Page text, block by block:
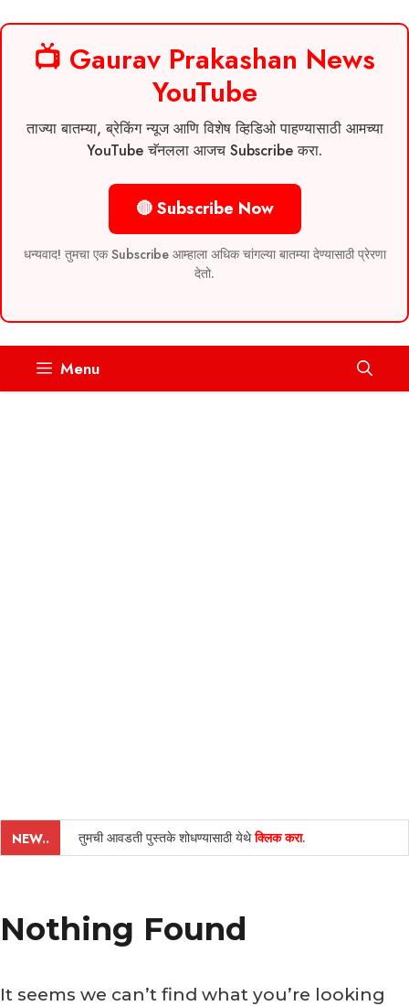
📺 Gaurav Prakashan News
YouTube
ताज्या बातम्या, ब्रेकिंग न्यूज आणि विशेष व्हिडिओ पाहण्यासाठी आमच्या
YouTube चॅनलला आजच Subscribe करा.
🔴 Subscribe Now
धन्यवाद! तुमचा एक Subscribe आम्हाला अधिक चांगल्या बातम्या देण्यासाठी प्रेरणा
देतो.
Menu
NEW.. तुमची आवडती पुस्तके शोधण्यासाठी येथेक्लिक करा.
Nothing Found
It seems we can’t find what you’re looking